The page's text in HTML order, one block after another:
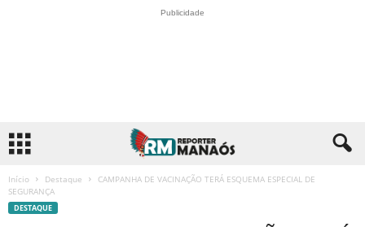
Publicidade
Início Destaque
CAMPANHA DE VACINAÇÃO TERÁ ESQUEMA ESPECIAL DE
SEGURANÇA
DESTAQUE